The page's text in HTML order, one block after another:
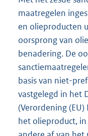
maatregelen
en olieproducten
oorsprong van
benadering. De
basis van niet-
vastgelegd in het
(Verordening
het olieproduct,